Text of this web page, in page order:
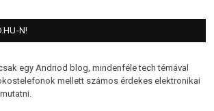
N!
egy Andriod blog, mindenféle tech témával
mellett számos érdekes elektronikai